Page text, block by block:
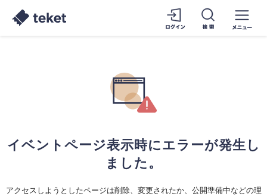
イベントページ表示時にエラーが発生し
ました。
アクセスしようとしたページは削除、変更されたか、公開準備中などの理